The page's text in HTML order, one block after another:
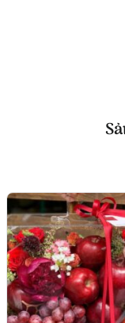
Khoảnh khắc trọn
Sản phẩm
bản thân, tạo ra
những ngày
trái cây cùng vẻ
khắc ấy trở nên
Kết luận
Finally là sản
phù hợp để tặng